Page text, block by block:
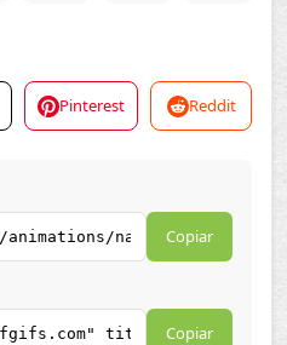
Pinterest Reddit
Copiar
Copiar